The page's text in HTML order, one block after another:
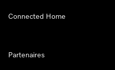
Connected Home
Partenaires